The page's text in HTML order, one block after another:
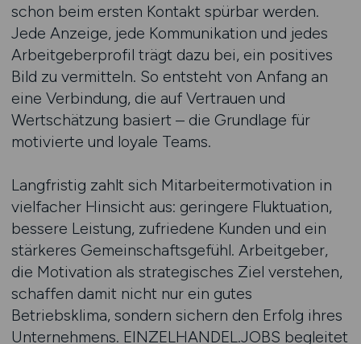
schon beim ersten Kontakt spürbar werden.
Jede Anzeige, jede Kommunikation und jedes
Arbeitgeberprofil trägt dazu bei, ein positives
Bild zu vermitteln. So entsteht von Anfang an
eine Verbindung, die auf Vertrauen und
Wertschätzung basiert – die Grundlage für
motivierte und loyale Teams.
Langfristig zahlt sich Mitarbeitermotivation in
vielfacher Hinsicht aus: geringere Fluktuation,
bessere Leistung, zufriedene Kunden und ein
stärkeres Gemeinschaftsgefühl. Arbeitgeber,
die Motivation als strategisches Ziel verstehen,
schaffen damit nicht nur ein gutes
Betriebsklima, sondern sichern den Erfolg ihres
Unternehmens. EINZELHANDEL.JOBS begleitet